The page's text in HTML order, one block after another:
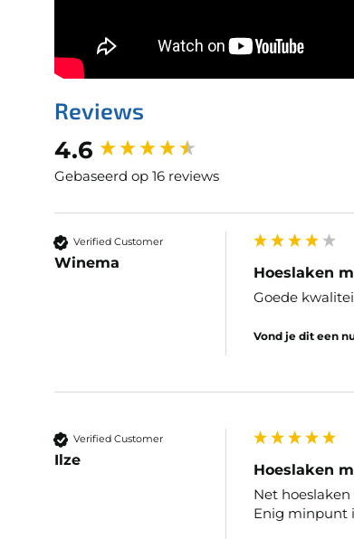
Reviews
4.6
Gebaseerd op 16 reviews
Verified Customer
Winema
Hoeslaken
Goede
Vond je dit een
Verified Customer
Ilze
Hoeslaken
Net
Enig minpunt
New content loaded